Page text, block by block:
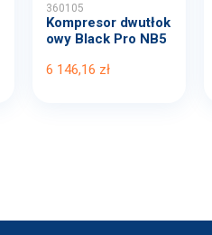
360105
Kompresor dwutłok
owy Black Pro NB5
6 146,16 zł